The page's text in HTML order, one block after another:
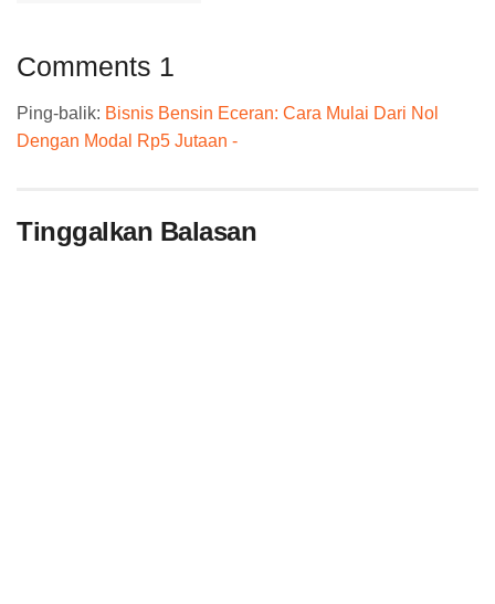
Comments 1
Ping-balik: Bisnis Bensin Eceran: Cara Mulai Dari Nol
Dengan Modal Rp5 Jutaan -
Tinggalkan Balasan